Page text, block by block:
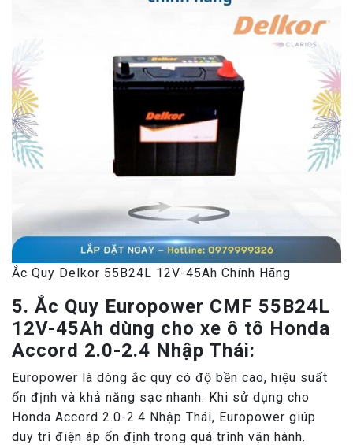
Ắc Quy Delkor 55B24L 12V-45Ah Chính Hãng
5. Ắc Quy Europower CMF 55B24L
12V-45Ah dùng cho xe ô tô Honda
Accord 2.0-2.4 Nhập Thái:
Europower là dòng ắc quy có độ bền cao, hiệu suất
ổn định và khả năng sạc nhanh. Khi sử dụng cho
Honda Accord 2.0-2.4 Nhập Thái, Europower giúp
duy trì điện áp ổn định trong quá trình vận hành.